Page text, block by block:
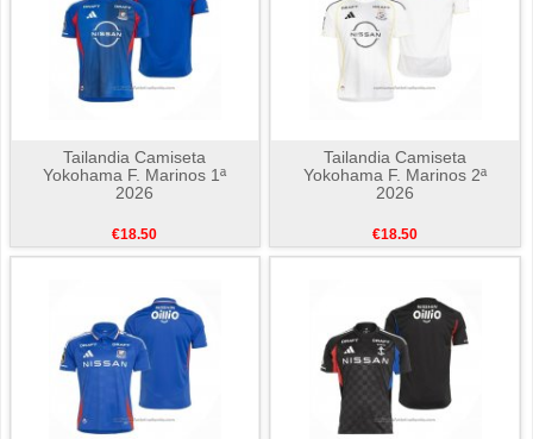
Tailandia Camiseta
Yokohama F. Marinos 1ª
2026
€18.50
Tailandia Camiseta
Yokohama F. Marinos 2ª
2026
€18.50